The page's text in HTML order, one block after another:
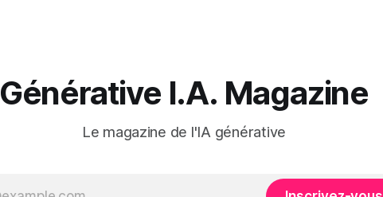
Générative I.A. Magazine
Le magazine de l'IA générative